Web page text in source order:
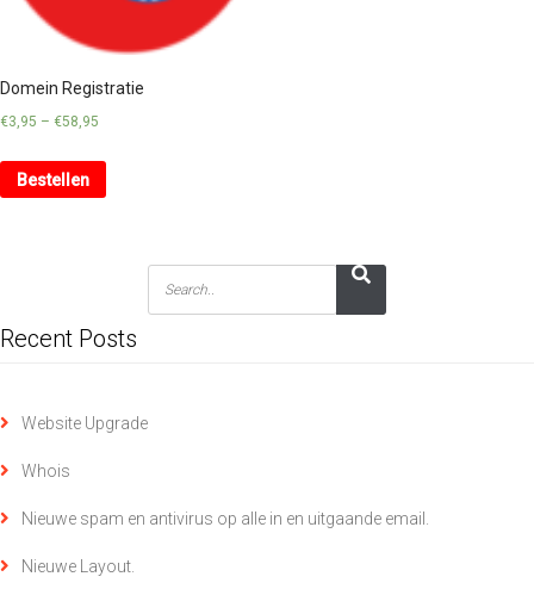
Domein Registratie
€3,95 – €58,95
Bestellen
Recent Posts
Website Upgrade
Whois
Nieuwe spam en antivirus op alle in en uitgaande email.
Nieuwe Layout.